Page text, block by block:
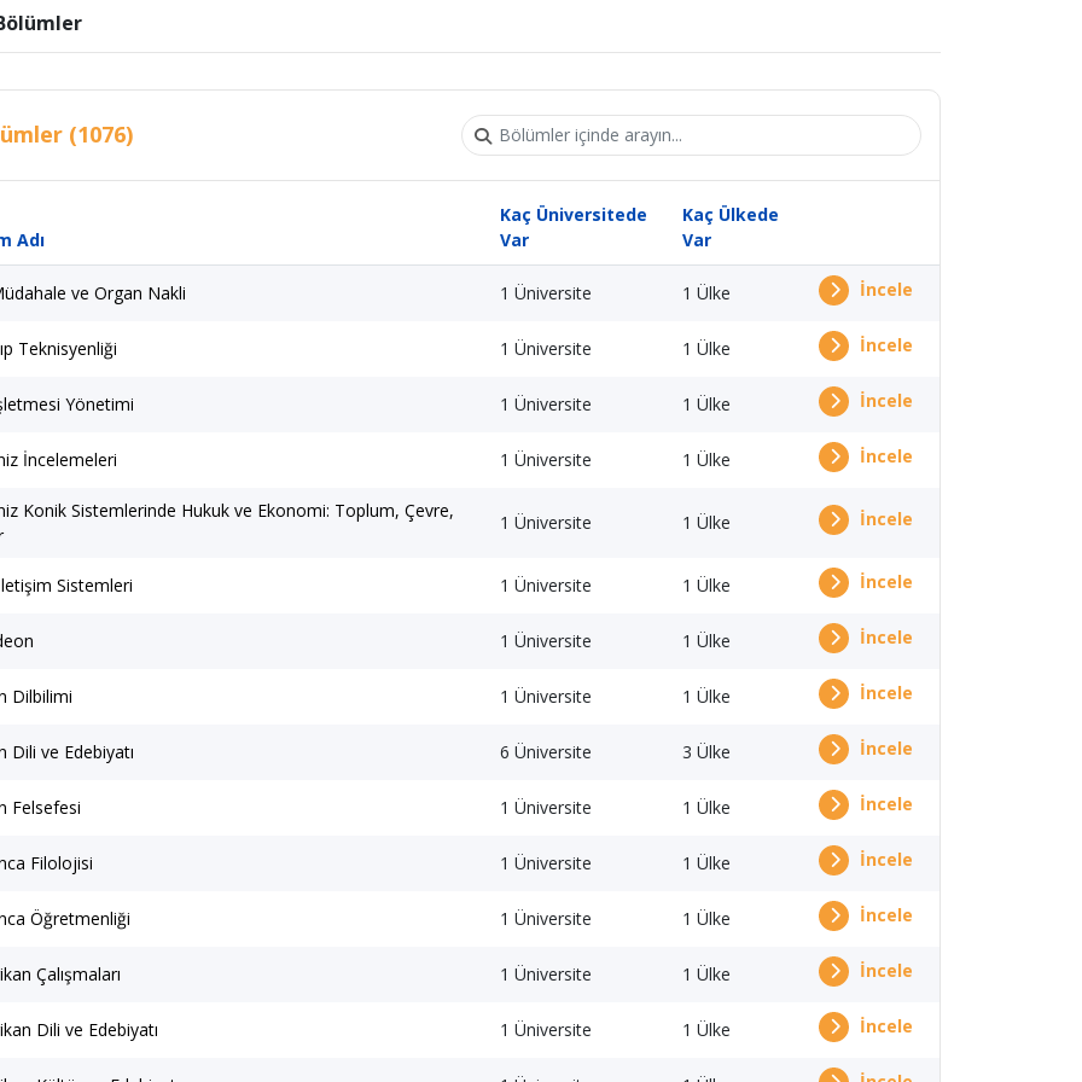
(1076)
Adı
Kaç Üniversitede
Var
Kaç Ülkede
Var
ve Organ Nakli 1 Üniversite 1 Ülke İncele
Teknisyenliği 1 Üniversite 1 Ülke İncele
Yönetimi 1 Üniversite 1 Ülke İncele
İncelemeleri 1 Üniversite 1 Ülke İncele
Konik Sistemlerinde Hukuk ve Ekonomi: Toplum, Çevre,
1 Üniversite 1 Ülke İncele
İletişim Sistemleri 1 Üniversite 1 Ülke İncele
1 Üniversite 1 Ülke İncele
Dilbilimi 1 Üniversite 1 Ülke İncele
Dili ve Edebiyatı 6 Üniversite 3 Ülke İncele
Felsefesi 1 Üniversite 1 Ülke İncele
Filolojisi 1 Üniversite 1 Ülke İncele
Öğretmenliği 1 Üniversite 1 Ülke İncele
Çalışmaları 1 Üniversite 1 Ülke İncele
Dili ve Edebiyatı 1 Üniversite 1 Ülke İncele